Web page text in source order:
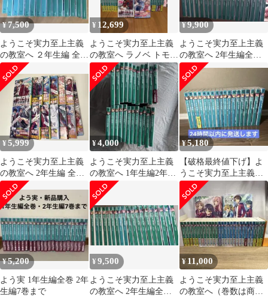
¥7,500
ようこそ実力至上主義
の教室へ ２年生編 全巻
セット
¥ 12,699
ようこそ実力至上主義
の教室へ ラノベ トモセ
シュンサクArt Works
¥9,900
ようこそ実力至上主義
の教室へ 2年生編全巻
(12.5除)＋3年生編 最新
3巻まで
¥5,999
ようこそ実力至上主義
の教室へ 2年生編 全巻
セット
¥4,000
ようこそ実力至上主義
の教室へ 1年生編2年生
編 セット
¥5,180
【破格最終値下げ】よ
うこそ実力至上主義の
教室へ1年生編全巻＋2
年生編〜7巻セット
¥5,200
よう実 1年生編全巻 2年
生編7巻まで
¥9,500
ようこそ実力至上主義
の教室へ 2年生編全巻
¥11,000
ようこそ実力至上主義
の教室へ（巻数は商品